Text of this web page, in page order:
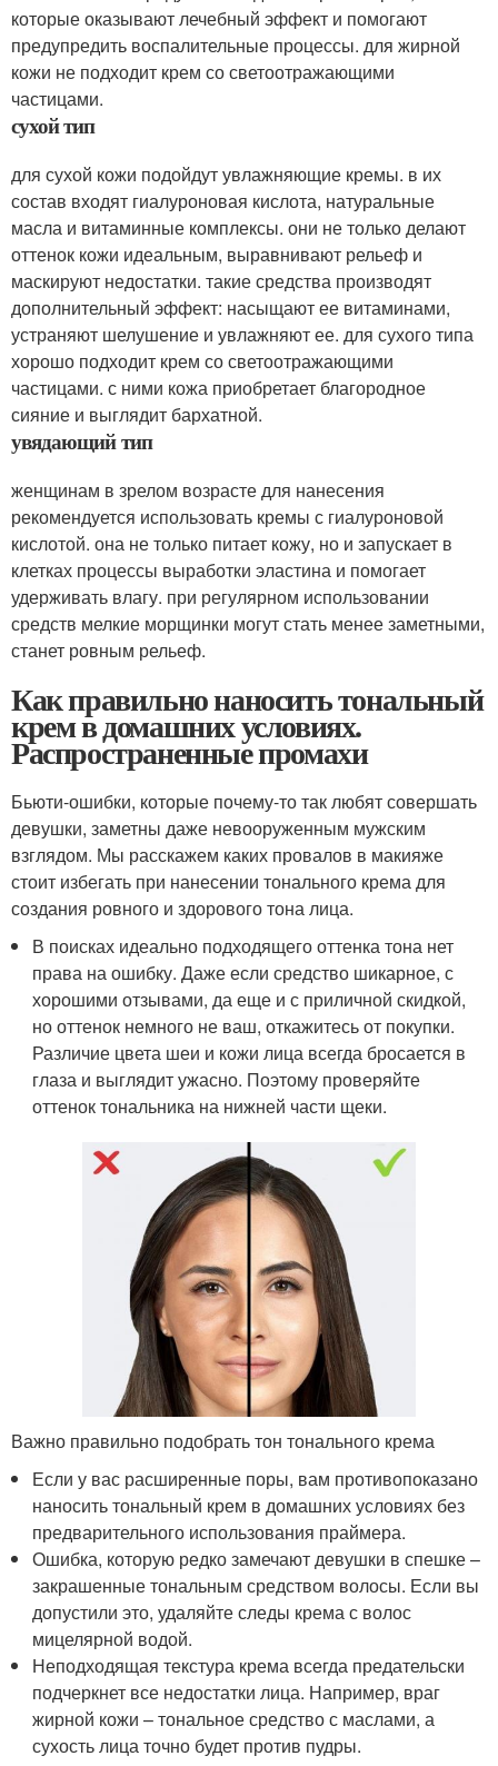
которые оказывают лечебный эффект и помогают
предупредить воспалительные процессы. для жирной
кожи не подходит крем со светоотражающими
частицами.
сухой тип
для сухой кожи подойдут увлажняющие кремы. в их
состав входят гиалуроновая кислота, натуральные
масла и витаминные комплексы. они не только делают
оттенок кожи идеальным, выравнивают рельеф и
маскируют недостатки. такие средства производят
дополнительный эффект: насыщают ее витаминами,
устраняют шелушение и увлажняют ее. для сухого типа
хорошо подходит крем со светоотражающими
частицами. с ними кожа приобретает благородное
сияние и выглядит бархатной.
увядающий тип
женщинам в зрелом возрасте для нанесения
рекомендуется использовать кремы с гиалуроновой
кислотой. она не только питает кожу, но и запускает в
клетках процессы выработки эластина и помогает
удерживать влагу. при регулярном использовании
средств мелкие морщинки могут стать менее заметными,
станет ровным рельеф.
Как правильно наносить тональный
крем в домашних условиях.
Распространенные промахи
Бьюти-ошибки, которые почему-то так любят совершать
девушки, заметны даже невооруженным мужским
взглядом. Мы расскажем каких провалов в макияже
стоит избегать при нанесении тонального крема для
создания ровного и здорового тона лица.
В поисках идеально подходящего оттенка тона нет
права на ошибку. Даже если средство шикарное, с
хорошими отзывами, да еще и с приличной скидкой,
но оттенок немного не ваш, откажитесь от покупки.
Различие цвета шеи и кожи лица всегда бросается в
глаза и выглядит ужасно. Поэтому проверяйте
оттенок тональника на нижней части щеки.
Важно правильно подобрать тон тонального крема
Если у вас расширенные поры, вам противопоказано
наносить тональный крем в домашних условиях без
предварительного использования праймера.
Ошибка, которую редко замечают девушки в спешке –
закрашенные тональным средством волосы. Если вы
допустили это, удаляйте следы крема с волос
мицелярной водой.
Неподходящая текстура крема всегда предательски
подчеркнет все недостатки лица. Например, враг
жирной кожи – тональное средство с маслами, а
сухость лица точно будет против пудры.